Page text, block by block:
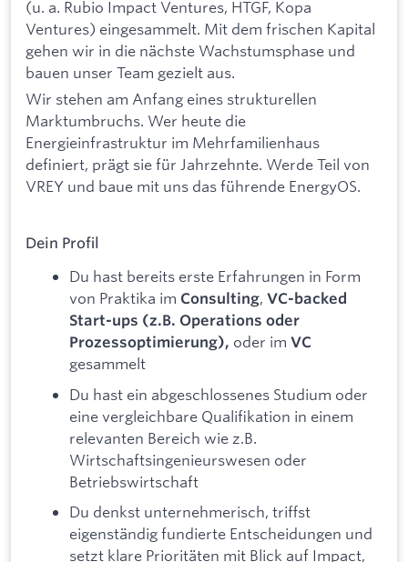
(u. a. Rubio Impact Ventures, HTGF, Kopa
Ventures) eingesammelt. Mit dem frischen Kapital
gehen wir in die nächste Wachstumsphase und
bauen unser Team gezielt aus.
Wir stehen am Anfang eines strukturellen
Marktumbruchs. Wer heute die
Energieinfrastruktur im Mehrfamilienhaus
definiert, prägt sie für Jahrzehnte. Werde Teil von
VREY und baue mit uns das führende EnergyOS.
Dein Profil
Du hast bereits erste Erfahrungen in Form
von Praktika im Consulting, VC-backed
Start-ups (z.B. Operations oder
Prozessoptimierung), oder im VC
gesammelt
Du hast ein abgeschlossenes Studium oder
eine vergleichbare Qualifikation in einem
relevanten Bereich wie z.B.
Wirtschaftsingenieurswesen oder
Betriebswirtschaft
Du denkst unternehmerisch, triffst
eigenständig fundierte Entscheidungen und
setzt klare Prioritäten mit Blick auf Impact,